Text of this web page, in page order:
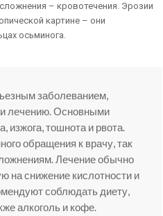
– кровотечения. Эрозии
картине – они
осьминога.
заболеванием,
и лечению. Основными
изжога, тошнота и рвота.
обращения к врачу, так
Лечение обычно
на снижение кислотности и
соблюдать диету,
алкоголь и кофе.